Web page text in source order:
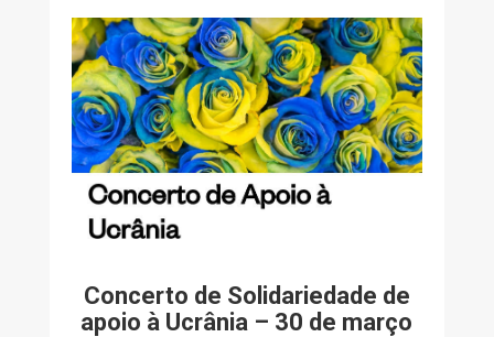
Concerto de Solidariedade de
apoio à Ucrânia – 30 de março